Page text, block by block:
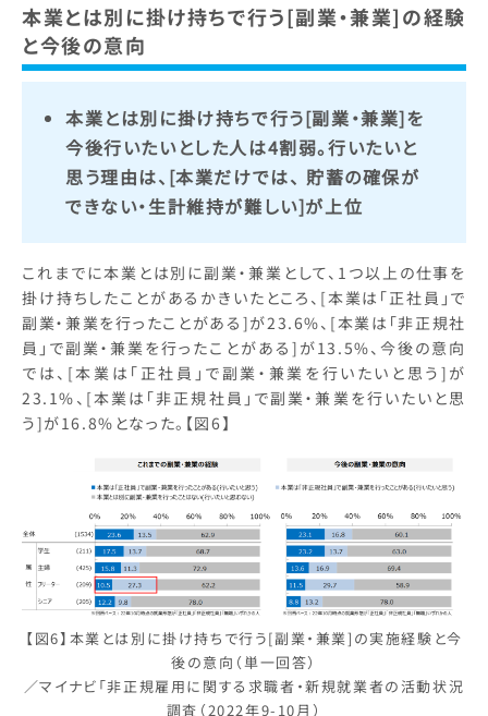
本業とは別に掛け持ちで行う[副業・兼業]の経験
と今後の意向
本業とは別に掛け持ちで行う[副業・兼業]を
今後行いたいとした人は4割弱。行いたいと
思う理由は、[本業だけでは、 貯蓄の確保が
できない・生計維持が難しい]が上位
これまでに本業とは別に副業・兼業として、1つ以上の仕事を
掛け持ちしたことがあるかきいたところ、[本業は「正社員」で
副業・兼業を行ったことがある]が23.6%、[本業は「非正規社
員」で副業・兼業を行ったことがある]が13.5%、今後の意向
では、[本業は「正社員」で副業・兼業を行いたいと思う]が
23.1%、[本業は「非正規社員」で副業・兼業を行いたいと思
う]が16.8%となった。【図6】
【図6】本業とは別に掛け持ちで行う[副業・兼業]の実施経験と今
後の意向（単一回答）
／マイナビ「非正規雇用に関する求職者・新規就業者の活動状況
調査（2022年9-10月）